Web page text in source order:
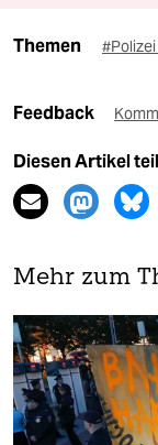
Themen #Polizei
Feedback
Diesen Artikel
Mehr zum